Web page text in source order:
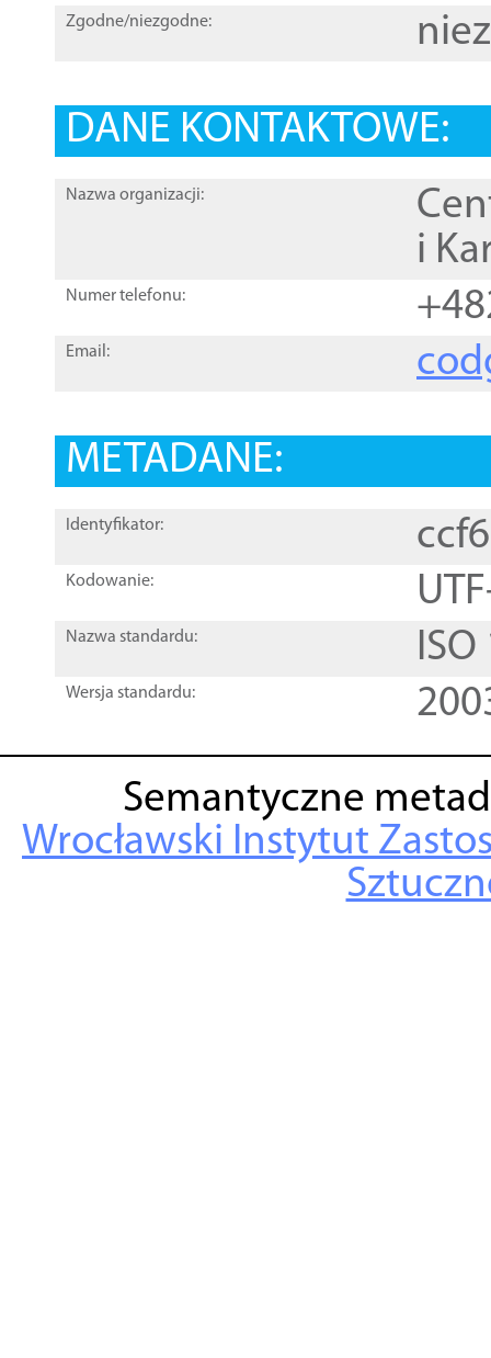
Zgodne/niezgodne:
DANE KONTAKTOWE:
Nazwa organizacji:
i
Numer telefonu:
Email:
METADANE:
Identyfikator:
Kodowanie:
Nazwa standardu:
Wersja standardu:
Semantyczne
Wrocławski Instytut